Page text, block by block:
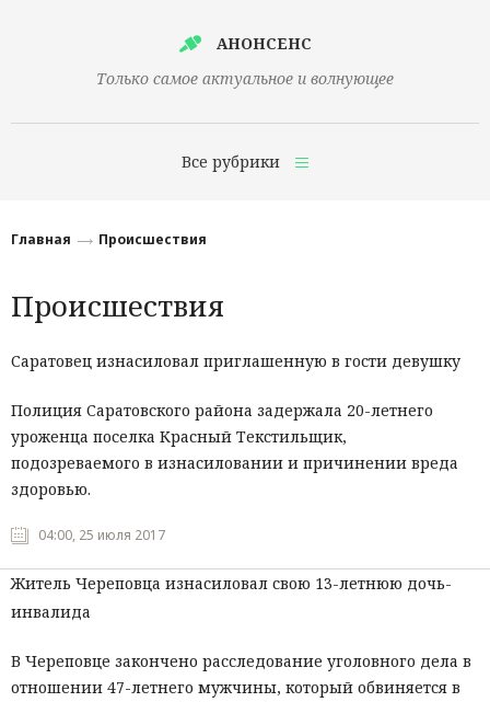
АНОНСЕНС
Только самое актуальное и волнующее
Все рубрики
Технологии
Общество
Политика
Мнения
Происшествия
Главная Происшествия
Происшествия
Саратовец изнасиловал приглашенную в гости девушку
Полиция Саратовского района задержала 20-летнего
уроженца поселка Красный Текстильщик,
подозреваемого в изнасиловании и причинении вреда
здоровью.
04:00, 25 июля 2017
Житель Череповца изнасиловал свою 13-летнюю дочь-
инвалида
В Череповце закончено расследование уголовного дела в
отношении 47-летнего мужчины, который обвиняется в